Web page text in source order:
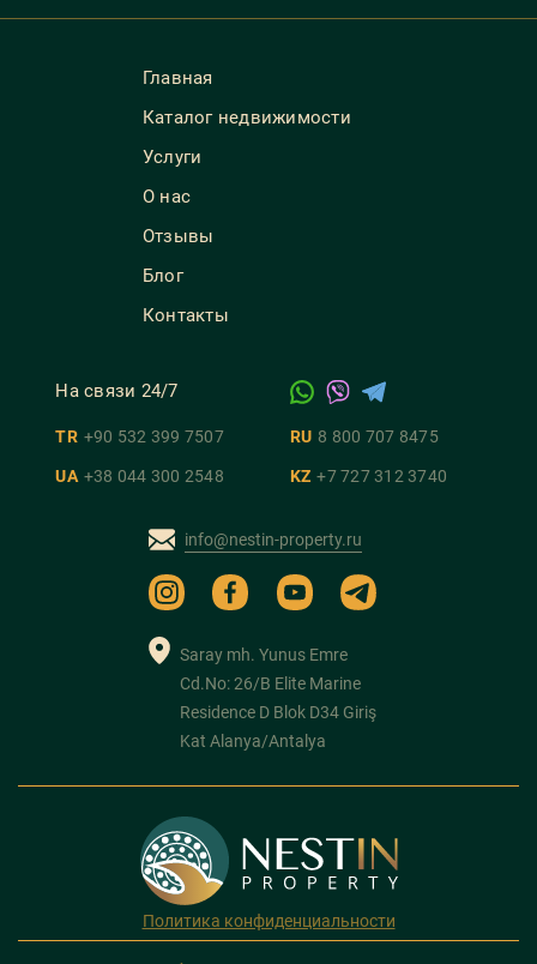
Главная
Каталог недвижимости
Услуги
О нас
Отзывы
Блог
Контакты
На связи 24/7
TR +90 532 399 7507 RU 8 800 707 8475
UA +38 044 300 2548 KZ +7 727 312 3740
info@nestin-property.ru
Saray mh. Yunus Emre
Cd.No: 26/B Elite Marine
Residence D Blok D34 Giriş
Kat Alanya/Antalya
Политика конфиденциальности